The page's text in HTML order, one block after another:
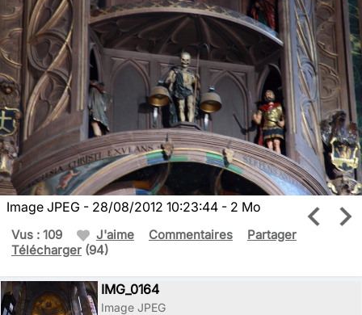
Image JPEG - 28/08/2012 10:23:44 - 2 Mo
Vus : 109 J'aime Commentaires
Partager
Télécharger (94)
IMG_0164
Image JPEG